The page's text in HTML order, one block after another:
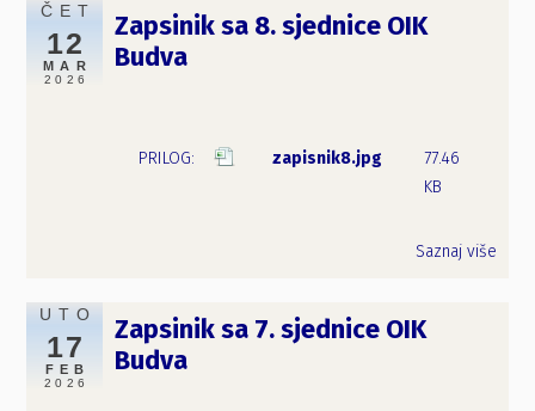
ČET
12
MAR
2026
Zapsinik sa 8. sjednice OIK
Budva
zapisnik8.jpg
77.46
KB
Saznaj više
UTO
17
FEB
2026
Zapsinik sa 7. sjednice OIK
Budva